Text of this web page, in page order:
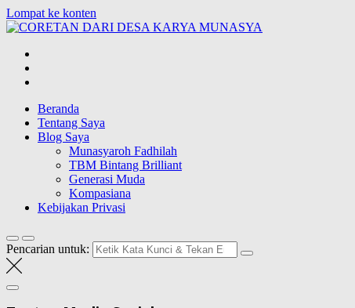
Lompat ke konten
Blog Wong Ndeso yang ingin berbagi berbagai hal di sekitarnya
Beranda
Tentang Saya
Blog Saya
Munasyaroh Fadhilah
TBM Bintang Brilliant
Generasi Muda
Kompasiana
Kebijakan Privasi
Pencarian untuk: